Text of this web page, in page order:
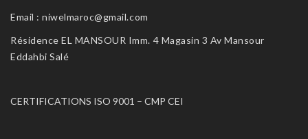
Email : niwelmaroc@gmail.com
Résidence EL MANSOUR Imm. 4 Magasin 3 Av Mansour
Eddahbi Salé
CERTIFICATIONS ISO 9001 – CMP CEI